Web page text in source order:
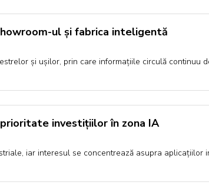
ul și fabrica inteligentă
și ușilor, prin care informațiile circulă continuu
investițiilor în zona IA
iar interesul se concentrează asupra aplicațiilor